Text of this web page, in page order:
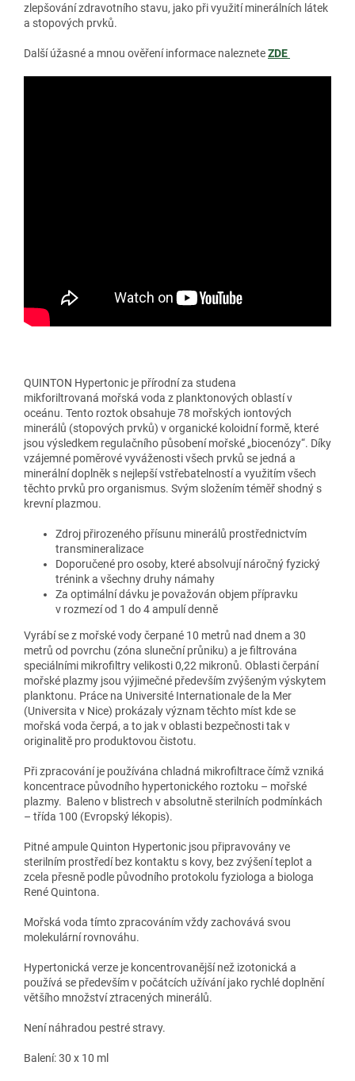
zlepšování zdravotního stavu, jako při využití minerálních látek
a stopových prvků.
Další úžasné a mnou ověření informace nalezneteZDE
QUINTON Hypertonic je přírodní za studena
mikforiltrovaná mořská voda z planktonových oblastí v
oceánu. Tento roztok obsahuje 78 mořských iontových
minerálů (stopových prvků) v organické koloidní formě, které
jsou výsledkem regulačního působení mořské „biocenózy“. Díky
vzájemné poměrové vyváženosti všech prvků se jedná a
minerální doplněk s nejlepší vstřebatelností a využitím všech
těchto prvků pro organismus. Svým složením téměř shodný s
krevní plazmou.
Zdroj přirozeného přísunu minerálů prostřednictvím
transmineralizace
Doporučené pro osoby, které absolvují náročný fyzický
trénink a všechny druhy námahy
Za optimální dávku je považován objem přípravku
v rozmezí od 1 do 4 ampulí denně
Vyrábí se z mořské vody čerpané 10 metrů nad dnem a 30
metrů od povrchu (zóna sluneční průniku) a je filtrována
speciálními mikrofiltry velikosti 0,22 mikronů. Oblasti čerpání
mořské plazmy jsou výjimečné především zvýšeným výskytem
planktonu. Práce na Université Internationale de la Mer
(Universita v Nice) prokázaly význam těchto míst kde se
mořská voda čerpá, a to jak v oblasti bezpečnosti tak v
originalitě pro produktovou čistotu.
Při zpracování je používána chladná mikrofiltrace čímž vzniká
koncentrace původního hypertonického roztoku – mořské
plazmy. Baleno v blistrech v absolutně sterilních podmínkách
– třída 100 (Evropský lékopis).
Pitné ampule Quinton Hypertonic jsou připravovány ve
sterilním prostředí bez kontaktu s kovy, bez zvýšení teplot a
zcela přesně podle původního protokolu fyziologa a biologa
René Quintona.
Mořská voda tímto zpracováním vždy zachovává svou
molekulární rovnováhu.
Hypertonická verze je koncentrovanější než izotonická a
používá se především v počátcích užívání jako rychlé doplnění
většího množství ztracených minerálů.
Není náhradou pestré stravy.
Balení: 30 x 10 ml